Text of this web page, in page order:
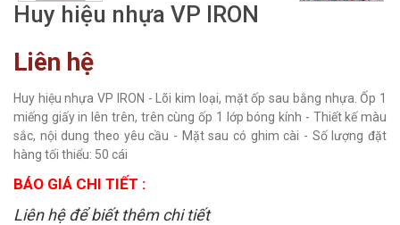
Huy hiệu nhựa VP IRON
Liên hệ
Huy hiệu nhựa VP IRON - Lõi kim loại, mặt ốp sau bằng nhựa. Ốp 1
miếng giấy in lên trên, trên cùng ốp 1 lớp bóng kính - Thiết kế màu
sắc, nội dung theo yêu cầu - Mặt sau có ghim cài - Số lượng đặt
hàng tối thiểu: 50 cái
BÁO GIÁ CHI TIẾT :
Liên hệ để biết thêm chi tiết